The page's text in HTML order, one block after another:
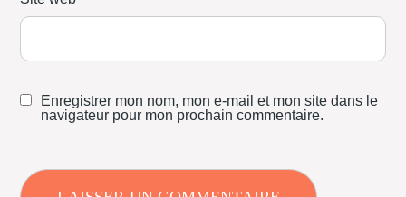
Enregistrer mon nom, mon e-mail et mon site dans le
navigateur pour mon prochain commentaire.